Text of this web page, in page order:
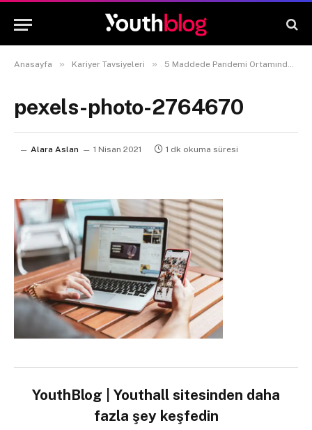
Anasayfa » Kariyer Tavsiyeleri » 5 Maddede Pandemi Ortamından Sıyrılın!
pexels-photo-2764670
Alara Aslan 1 Nisan 2021 1 dk okuma süresi
YouthBlog | Youthall sitesinden daha
fazla şey keşfedin